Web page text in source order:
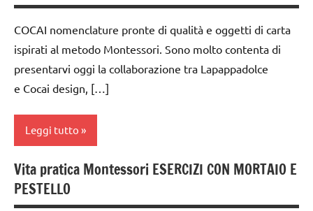
COCAI nomenclature pronte di qualità e oggetti di carta
ispirati al metodo Montessori. Sono molto contenta di
presentarvi oggi la collaborazione tra Lapappadolce
e Cocai design, […]
Leggi tutto
ACQUISTO
ONLINE DEI
MATERIALI
Vita pratica Montessori ESERCIZI CON MORTAIO E
PESTELLO